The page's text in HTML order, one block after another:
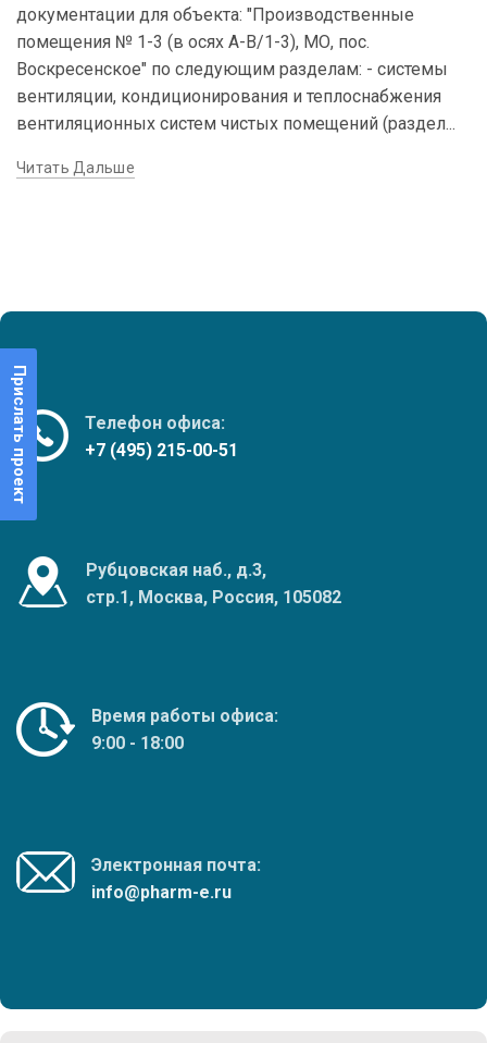
документации для объекта: "Производственные
помещения № 1-3 (в осях А-В/1-3), МО, пос.
Воскресенское" по следующим разделам: - системы
вентиляции, кондиционирования и теплоснабжения
вентиляционных систем чистых помещений (раздел...
Читать Дальше
Телефон офиса:
+7 (495) 215-00-51
Рубцовская наб., д.3,
стр.1, Москва, Россия, 105082
Время работы офиса:
9:00 - 18:00
Электронная почта:
info@pharm-e.ru
Прислать проект